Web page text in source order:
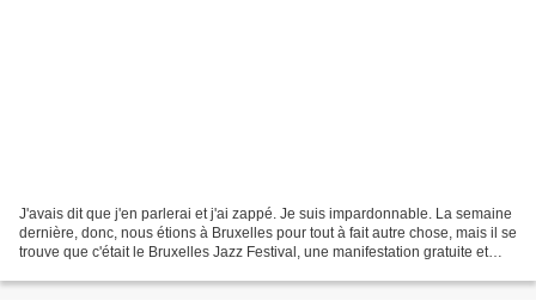
J'avais dit que j'en parlerai et j'ai zappé. Je suis impardonnable. La semaine
dernière, donc, nous étions à Bruxelles pour tout à fait autre chose, mais il se
trouve que c'était le Bruxelles Jazz Festival, une manifestation gratuite et